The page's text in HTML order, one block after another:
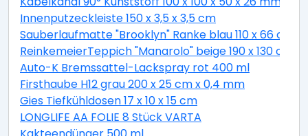
Innenputzeckleiste 150 x 3,5 x 3,5 cm
Sauberlaufmatte "Brooklyn" Ranke blau 110 x 66 cm
ReinkemeierTeppich "Manarolo" beige 190 x 130 cm
Auto-K Bremssattel-Lackspray rot 400 ml
Firsthaube H12 grau 200 x 25 cm x 0,4 mm
Gies Tiefkühldosen 17 x 10 x 15 cm
LONGLIFE AA FOLIE 8 Stück VARTA